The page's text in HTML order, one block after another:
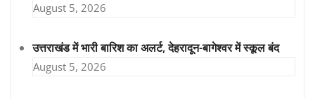
August 5, 2026
उत्तराखंड में भारी बारिश का अलर्ट, देहरादून-बागेश्वर में स्कूल बंद
August 5, 2026